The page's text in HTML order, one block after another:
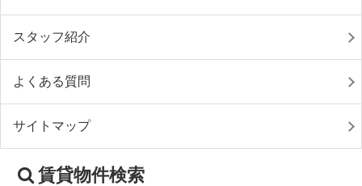
スタッフ紹介
よくある質問
サイトマップ
賃貸物件検索